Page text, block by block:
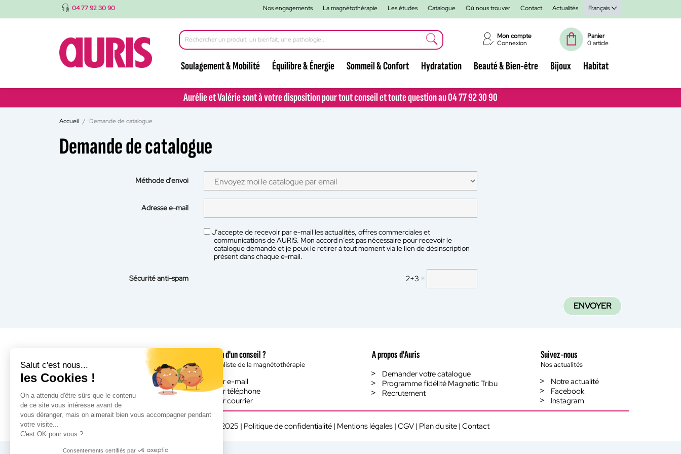
04 77 92 30 90 Nos engagements La magnétothérapie Les études Catalogue Où nous trouver Contact Actualités Français
Mon compte
Connexion
Panier
0 article
Soulagement & Mobilité Équilibre & Énergie Sommeil & Confort Hydratation Beauté & Bien-être Bijoux Habitat
Aurélie et Valérie sont à votre disposition pour tout conseil et toute question au 04 77 92 30 90
Aurélie et Valérie sont à votre disposition pour tout conseil et toute question au 04 77 92 30 90
Accueil Demande de catalogue
Demande de catalogue
Méthode d'envoi
Adresse e-mail
J’accepte de recevoir par e-mail les actualités, offres commerciales et
communications de AURIS. Mon accord n’est pas nécessaire pour recevoir le
catalogue demandé et je peux le retirer à tout moment via le lien de désinscription
présent dans chaque e-mail.
Sécurité anti-spam 2+3 =
ENVOYER
Besoin d'un conseil ?
Spécialiste de la magnétothérapie
Par e-mail
Par téléphone
Par courrier
A propos d'Auris
Demander votre catalogue
Programme fidélité Magnetic Tribu
Recrutement
Suivez-nous
Nos actualités
Notre actualité
Facebook
Instagram
AURIS© 2025 | Politique de confidentialité | Mentions légales | CGV | Plan du site | Contact
Salut c'est nous...
les Cookies !
On a attendu d'être sûrs que le contenu
de ce site vous intéresse avant de
vous déranger, mais on aimerait bien vous accompagner pendant
votre visite...
C'est OK pour vous ?
Consentements certifiés par